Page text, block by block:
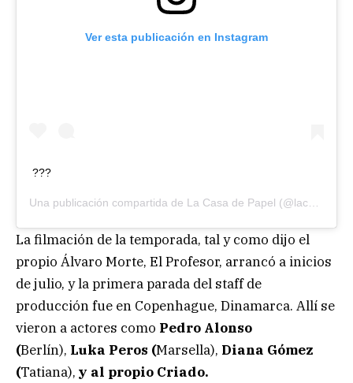
Ver esta publicación en Instagram
???
Una publicación compartida de La Casa de Papel (@lacasadepapel) el
La filmación de la temporada, tal y como dijo el
propio Álvaro Morte, El Profesor, arrancó a inicios
de julio, y la primera parada del staff de
producción fue en Copenhague, Dinamarca. Allí se
vieron a actores como Pedro Alonso
(Berlín), Luka Peros (Marsella), Diana Gómez
(Tatiana), y al propio Criado.